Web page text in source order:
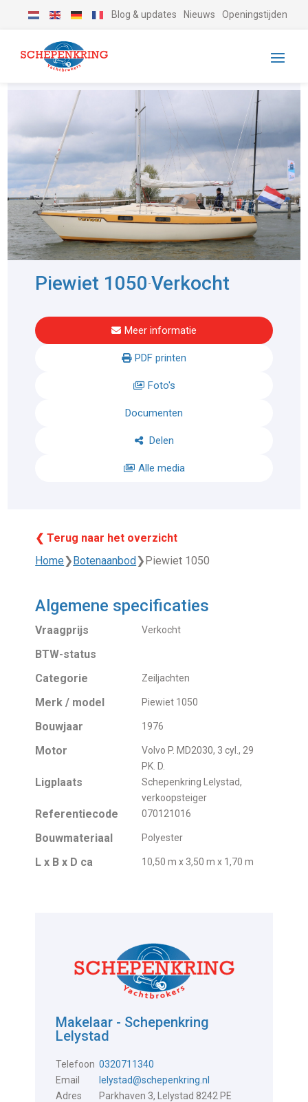
Blog & updates Nieuws Openingstijden
Piewiet 1050-Verkocht
Meer informatie
PDF printen
Foto's
Documenten
Delen
Alle media
❮ Terug naar het overzicht
Home❯Botenaanbod❯Piewiet 1050
Algemene specificaties
Vraagprijs Verkocht
BTW-status
Categorie
Zeiljachten
Merk / model Piewiet 1050
Bouwjaar 1976
Motor
Volvo P. MD2030, 3 cyl., 29
PK. D.
Ligplaats
Schepenkring Lelystad,
verkoopsteiger
Referentiecode 070121016
Bouwmateriaal Polyester
L x B x D ca 10,50 m x 3,50 m x 1,70 m
Makelaar - Schepenkring
Lelystad
Telefoon 0320711340
Email
lelystad@schepenkring.nl
Adres
Parkhaven 3, Lelystad 8242 PE